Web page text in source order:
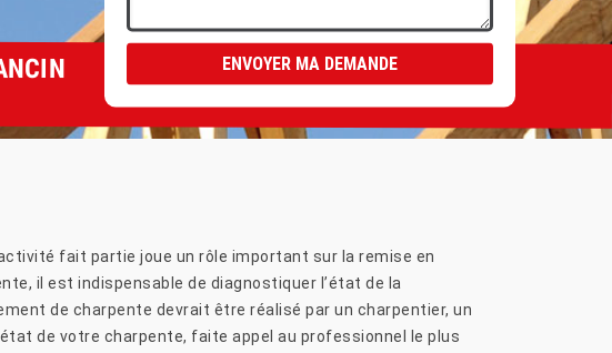
fait partie joue un rôle important sur la remise en
il est indispensable de diagnostiquer l’état de la
de charpente devrait être réalisé par un charpentier, un
de votre charpente, faite appel au professionnel le plus